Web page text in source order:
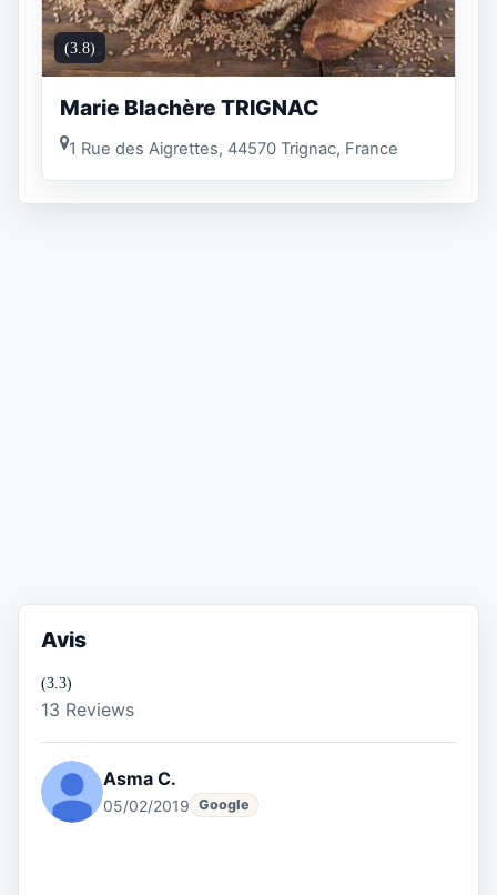
(3.8)
Marie Blachère TRIGNAC
1 Rue des Aigrettes, 44570 Trignac, France
Avis
(3.3)
13 Reviews
Asma C.
05/02/2019 Google